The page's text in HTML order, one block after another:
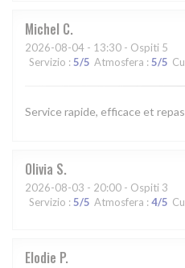
Michel C
2026-08-04 - 13:30 - Ospiti 5
Servizio : 5/5 Atmosfera : 5/5
Service rapide, efficace et
Olivia S
2026-08-03 - 20:00 - Ospiti 3
Servizio : 5/5 Atmosfera : 4/5
Elodie P